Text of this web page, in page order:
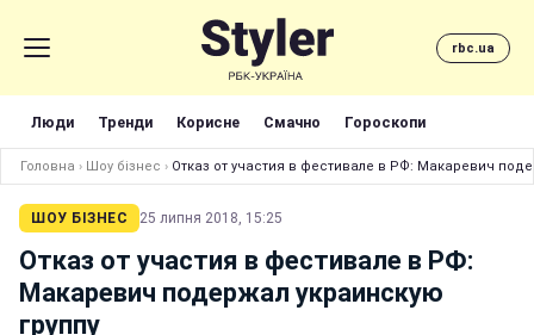
rbc.ua
Люди Тренди Корисне Смачно Гороскопи
Головна › Шоу бізнес › Отказ от участия в фестивале в РФ: Макаревич
ШОУ БІЗНЕС 25 липня 2018, 15:25
Отказ от участия в фестивале в РФ:
Макаревич подержал украинскую
группу